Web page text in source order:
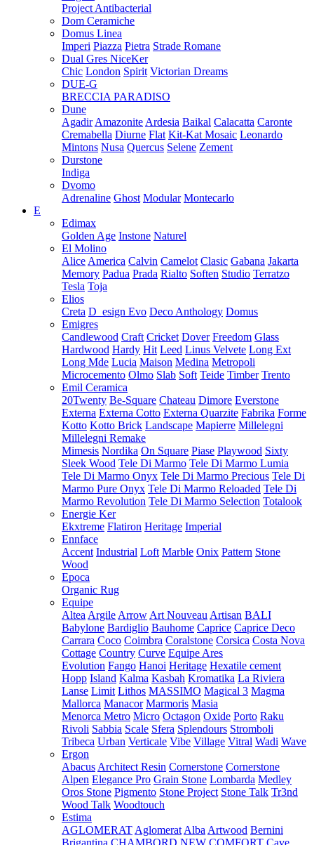
Project Antibacterial
Dom Ceramiche
Domus Linea
Imperi Piazza Pietra Strade Romane
Dual Gres NiceKer
Chic London Spirit Victorian Dreams
DUE-G
BRECCIA PARADISO
Dune
Agadir Amazonite Ardesia Baikal Calacatta Caronte
Cremabella Diurne Flat Kit-Kat Mosaic Leonardo
Mintons Nusa Quercus Selene Zement
Durstone
Indiga
Dvomo
Adrenaline Ghost Modular Montecarlo
E
Edimax
Golden Age Instone Naturel
El Molino
Alice America Calvin Camelot Clasic Gabana Jakarta
Memory Padua Prada Rialto Soften Studio Terratzo
Tesla Toja
Elios
Creta D_esign Evo Deco Anthology Domus
Emigres
Candlewood Craft Cricket Dover Freedom Glass
Hardwood Hardy Hit Leed Linus Velvete Long Ext
Long Mde Lucia Maison Medina Metropoli
Microcemento Olmo Slab Soft Teide Timber Trento
Emil Ceramica
20Twenty Be-Square Chateau Dimore Everstone
Externa Externa Cotto Externa Quarzite Fabrika Forme
Kotto Kotto Brick Landscape Mapierre Millelegni
Millelegni Remake
Mimesis Nordika On Square Piase Playwood Sixty
Sleek Wood Tele Di Marmo Tele Di Marmo Lumia
Tele Di Marmo Onyx Tele Di Marmo Precious Tele Di
Marmo Pure Onyx Tele Di Marmo Reloaded Tele Di
Marmo Revolution Tele Di Marmo Selection Totalook
Energie Ker
Ekxtreme Flatiron Heritage Imperial
Ennface
Accent Industrial Loft Marble Onix Pattern Stone
Wood
Epoca
Organic Rug
Equipe
Altea Argile Arrow Art Nouveau Artisan BALI
Babylone Bardiglio Bauhome Caprice Caprice Deco
Carrara Coco Coimbra Coralstone Corsica Costa Nova
Cottage Country Curve Equipe Ares
Evolution Fango Hanoi Heritage Hexatile cement
Hopp Island Kalma Kasbah Kromatika La Riviera
Lanse Limit Lithos MASSIMO Magical 3 Magma
Mallorca Manacor Marmoris Masia
Menorca Metro Micro Octagon Oxide Porto Raku
Rivoli Sabbia Scale Sfera Splendours Stromboli
Tribeca Urban Verticale Vibe Village Vitral Wadi Wave
Ergon
Abacus Architect Resin Cornerstone Cornerstone
Alpen Elegance Pro Grain Stone Lombarda Medley
Oros Stone Pigmento Stone Project Stone Talk Tr3nd
Wood Talk Woodtouch
Estima
AGLOMERAT Aglomerat Alba Artwood Bernini